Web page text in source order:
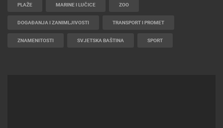
PLAŽE MARINE I LUČICE ZOO
DOGAĐANJA I ZANIMLJIVOSTI TRANSPORT I PROMET
ZNAMENITOSTI SVJETSKA BAŠTINA SPORT